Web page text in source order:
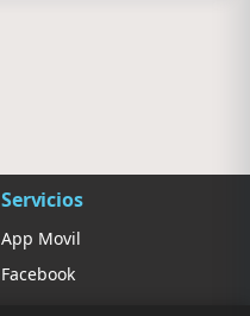
Servicios
App Movil
Facebook